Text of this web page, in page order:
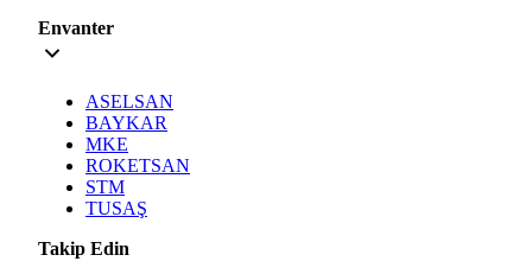
Envanter
ASELSAN
BAYKAR
MKE
ROKETSAN
STM
TUSAŞ
Takip Edin